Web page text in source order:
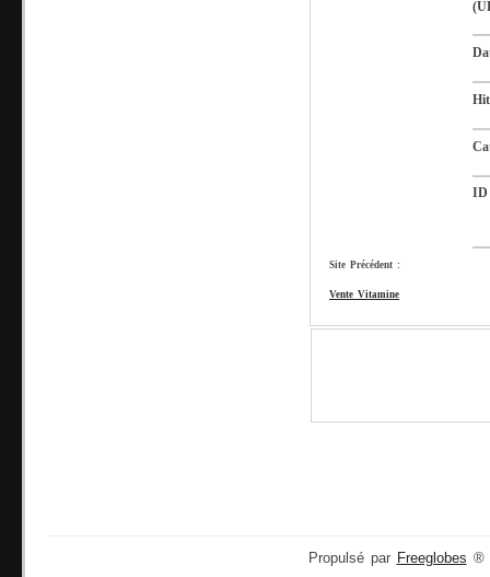
ID
Site Précédent :
Vente Vitamine
Propulsé par Freeglobes ®